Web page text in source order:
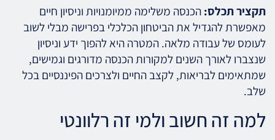
תקציר תכלס:הכנסה משלימה ממיומנויות וניסיון חיים
מאפשרת להגדיל את הביטחון הכלכלי בפרישה מבלי לשוב
לעומס של עבודה מלאה. המטרה היא להפוך ידע וניסיון
שנצברו לאורך השנים למקורות הכנסה מדורגים וגמישים,
שמתאימים לבריאות, לקצב החיים ולצרכים הפיננסיים בכל
שלב.
למה זה חשוב ולמי זה רלוונטי